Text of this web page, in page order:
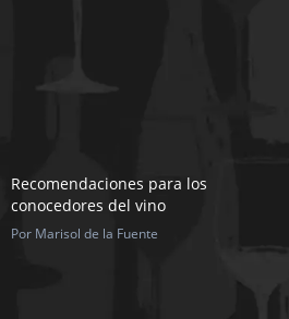
Recomendaciones para los
conocedores del vino
Por Marisol de la Fuente